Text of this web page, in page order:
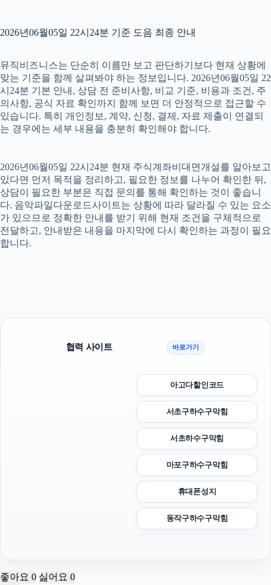
2026년06월05일 22시24분 기준 도음 최종 안내
뮤직비즈니스는 단순히 이름만 보고 판단하기보다 현재 상황에
맞는 기준을 함께 살펴봐야 하는 정보입니다. 2026년06월05일 22
시24분 기본 안내, 상담 전 준비사항, 비교 기준, 비용과 조건, 주
의사항, 공식 자료 확인까지 함께 보면 더 안정적으로 접근할 수
있습니다. 특히 개인정보, 계약, 신청, 결제, 자료 제출이 연결되
는 경우에는 세부 내용을 충분히 확인해야 합니다.
2026년06월05일 22시24분 현재 주식계좌비대면개설를 알아보고
있다면 먼저 목적을 정리하고, 필요한 정보를 나누어 확인한 뒤,
상담이 필요한 부분은 직접 문의를 통해 확인하는 것이 좋습니
다. 음악파일다운로드사이트는 상황에 따라 달라질 수 있는 요소
가 있으므로 정확한 안내를 받기 위해 현재 조건을 구체적으로
전달하고, 안내받은 내용을 마지막에 다시 확인하는 과정이 필요
합니다.
협력 사이트 바로가기
아고다할인코드
서초구하수구막힘
서초하수구막힘
마포구하수구막힘
휴대폰성지
동작구하수구막힘
좋아요 0 싫어요 0